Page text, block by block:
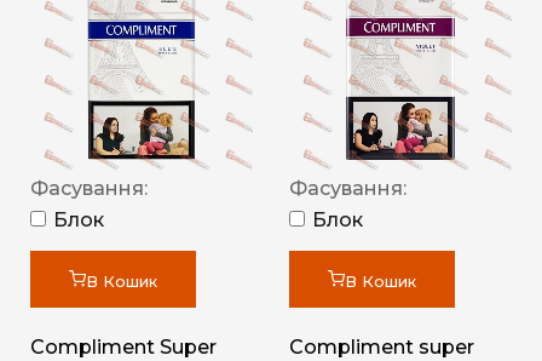
Фасування:
Блок
В Кошик
Compliment Super
Фасування:
Блок
В Кошик
Compliment super